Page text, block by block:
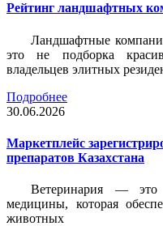
Рейтинг ландшафтных
Ландшафтные
это не подборка
владельцев элитных
Подробнее
30.06.2026
Маркетплейс
препаратов Казахстана
Ветеринария — это
медицины, которая
животных